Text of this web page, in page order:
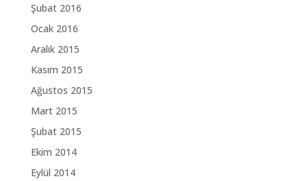
Şubat 2016
Ocak 2016
Aralık 2015
Kasım 2015
Ağustos 2015
Mart 2015
Şubat 2015
Ekim 2014
Eylül 2014